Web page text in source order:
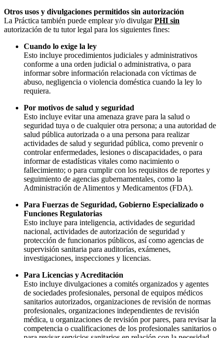
Otros usos y divulgaciones permitidos sin autorización
La Práctica también puede emplear y/o divulgarPHI sin
autorización de tu tutor legal para los siguientes fines:
Cuando lo exige la ley
Esto incluye procedimientos judiciales y administrativos
conforme a una orden judicial o administrativa, o para
informar sobre información relacionada con víctimas de
abuso, negligencia o violencia doméstica cuando la ley lo
requiera.
Por motivos de salud y seguridad
Esto incluye evitar una amenaza grave para la salud o
seguridad tuya o de cualquier otra persona; a una autoridad de
salud pública autorizada o a una persona para realizar
actividades de salud y seguridad pública, como prevenir o
controlar enfermedades, lesiones o discapacidades, o para
informar de estadísticas vitales como nacimiento o
fallecimiento; o para cumplir con los requisitos de reportes y
seguimiento de agencias gubernamentales, como la
Administración de Alimentos y Medicamentos (FDA).
Para Fuerzas de Seguridad, Gobierno Especializado o
Funciones Regulatorias
Esto incluye para inteligencia, actividades de seguridad
nacional, actividades de autorización de seguridad y
protección de funcionarios públicos, así como agencias de
supervisión sanitaria para auditorías, exámenes,
investigaciones, inspecciones y licencias.
Para Licencias y Acreditación
Esto incluye divulgaciones a comités organizados y agentes
de sociedades profesionales, personal de equipos médicos
sanitarios autorizados, organizaciones de revisión de normas
profesionales, organizaciones independientes de revisión
médica, u organizaciones de revisión por pares, para revisar la
competencia o cualificaciones de los profesionales sanitarios o